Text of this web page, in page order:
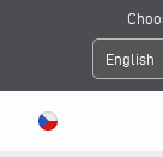
English